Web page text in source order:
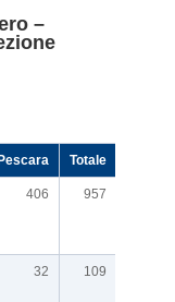
–
Totale
406 957
32 109